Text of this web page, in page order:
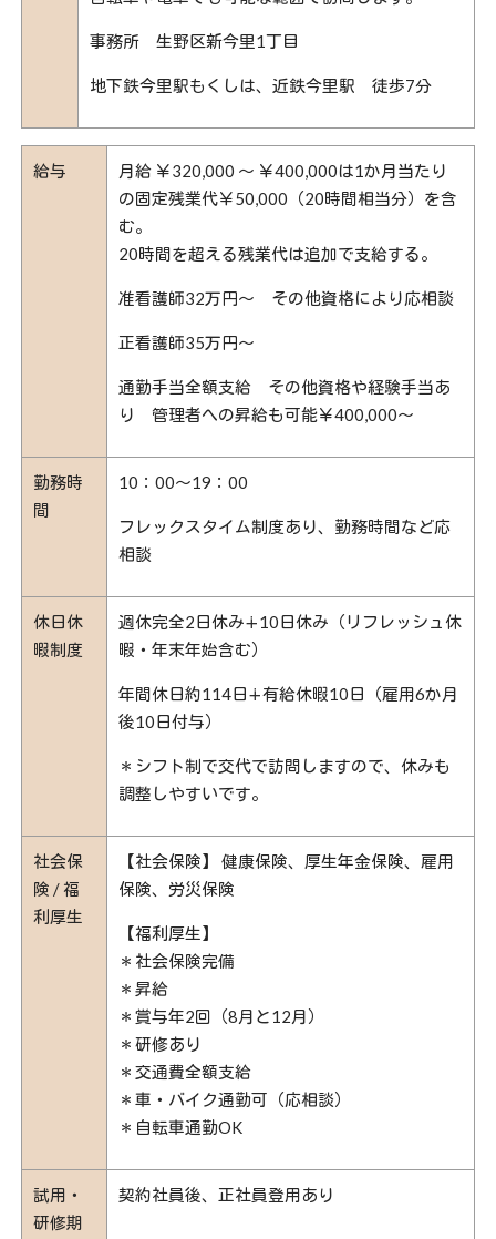
事務所 生野区新今里1丁目
地下鉄今里駅もくしは、近鉄今里駅 徒歩7分
給与
月給 ￥320,000 〜 ￥400,000は1か月当たり
の固定残業代￥50,000（20時間相当分）を含
む。
20時間を超える残業代は追加で支給する。
准看護師32万円～ その他資格により応相談
正看護師35万円～
通勤手当全額支給 その他資格や経験手当あ
り 管理者への昇給も可能￥400,000～
勤務時
間
10：00～19：00
フレックスタイム制度あり、勤務時間など応
相談
休日休
暇制度
週休完全2日休み∔10日休み（リフレッシュ休
暇・年末年始含む）
年間休日約114日∔有給休暇10日（雇用6か月
後10日付与）
＊シフト制で交代で訪問しますので、休みも
調整しやすいです。
社会保
険 / 福
利厚生
【社会保険】 健康保険、厚生年金保険、雇用
保険、労災保険
【福利厚生】
＊社会保険完備
＊昇給
＊賞与年2回（8月と12月）
＊研修あり
＊交通費全額支給
＊車・バイク通勤可（応相談）
＊自転車通勤OK
試用・
研修期
契約社員後、正社員登用あり